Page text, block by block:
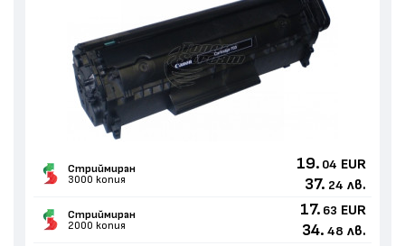
Стриймиран
3000 копия
19. 04 EUR
37. 24 лв.
Стриймиран
2000 копия
17. 63 EUR
34. 48 лв.